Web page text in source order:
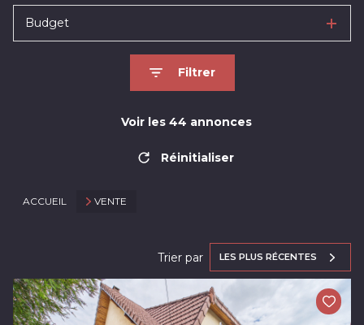
Budget
Filtrer
Voir les 44 annonces
Réinitialiser
ACCUEIL VENTE
Trier par LES PLUS RÉCENTES